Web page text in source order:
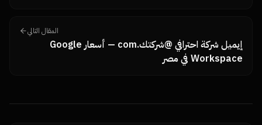
المقال التالي
إيميل شركة احترافي @شركتك.com — أسعار Google
Workspace في مصر